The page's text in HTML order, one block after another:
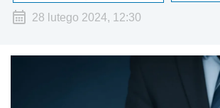
28 lutego 2024, 12:30